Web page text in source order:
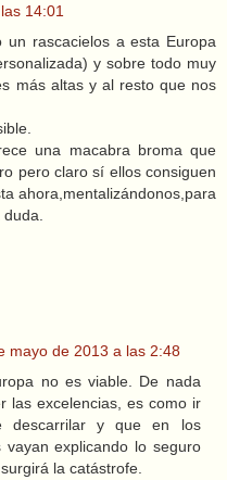
14:01
rascacielos a esta Europa
y sobre todo muy
más altas y al resto que nos
una macabra broma que
pero claro sí ellos consiguen
ahora,mentalizándonos,para
mayo de 2013 a las 2:48
no es viable. De nada
las excelencias, es como ir
y que en los
explicando lo seguro
la catástrofe.